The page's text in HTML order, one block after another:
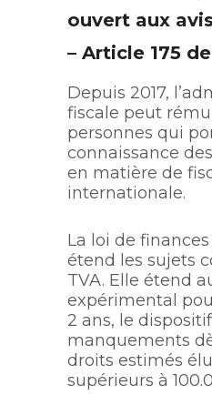
ouvert aux
– Article 175
Depuis 2017,
fiscale peut
personnes qui
connaissance
en matière de
internationale.
La loi de
étend les sujets
TVA. Elle étend
expérimental
2 ans, le
manquements
droits estimés
supérieurs à